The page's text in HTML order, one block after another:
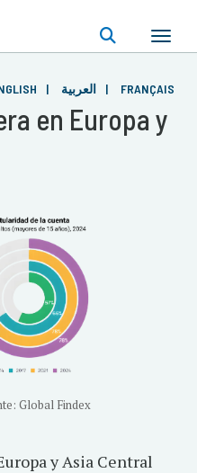
العربية FRANÇAIS
en Europa y
Global Findex
y Asia Central